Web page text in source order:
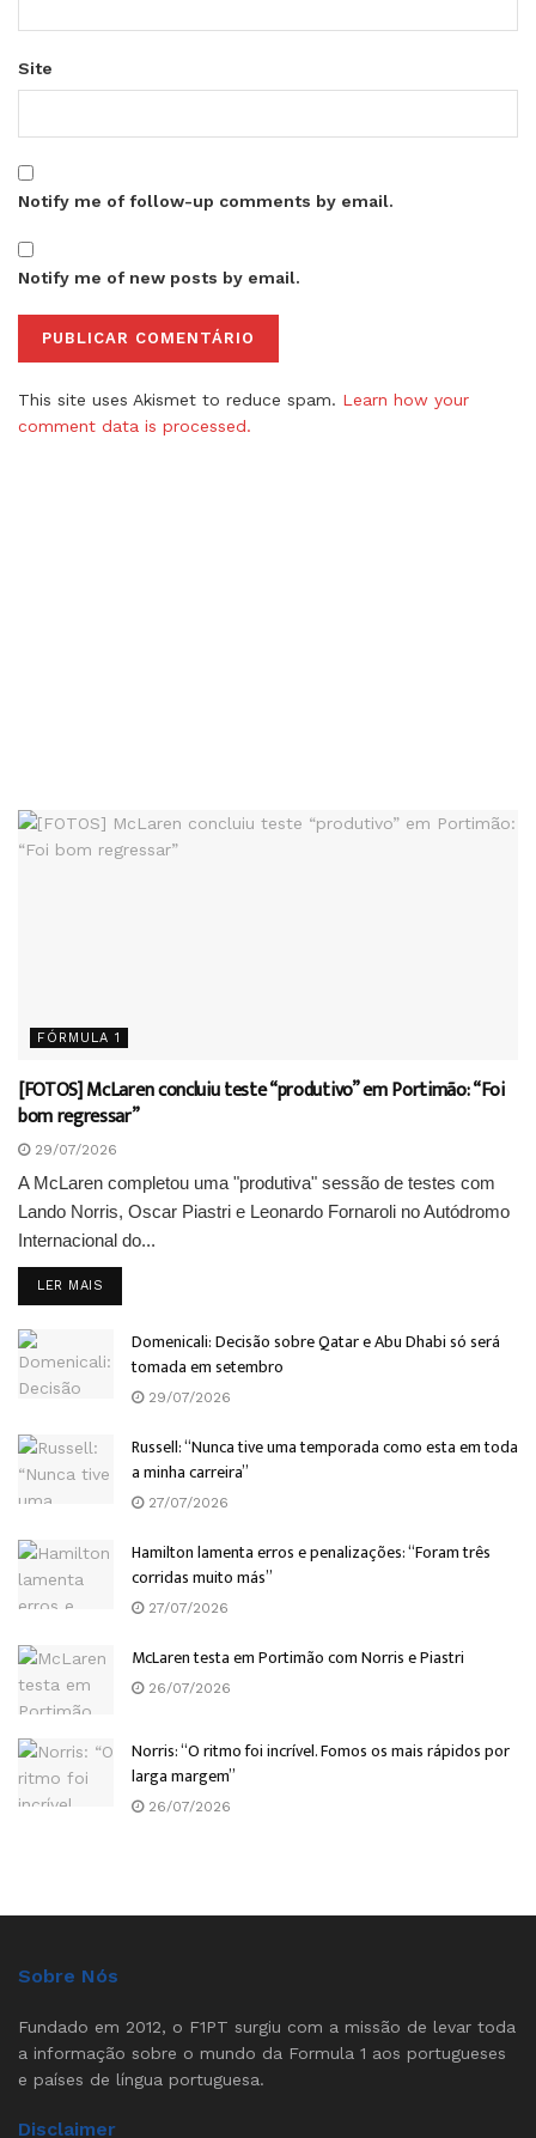
Site
Notify me of follow-up comments by email.
Notify me of new posts by email.
This site uses Akismet to reduce spam. Learn how your
comment data is processed.
FÓRMULA 1
[FOTOS] McLaren concluiu teste “produtivo” em Portimão: “Foi
bom regressar”
29/07/2026
A McLaren completou uma "produtiva" sessão de testes com
Lando Norris, Oscar Piastri e Leonardo Fornaroli no Autódromo
Internacional do...
LER MAIS
Domenicali: Decisão sobre Qatar e Abu Dhabi só será
tomada em setembro
29/07/2026
Russell: “Nunca tive uma temporada como esta em toda
a minha carreira”
27/07/2026
Hamilton lamenta erros e penalizações: “Foram três
corridas muito más”
27/07/2026
McLaren testa em Portimão com Norris e Piastri
26/07/2026
Norris: “O ritmo foi incrível. Fomos os mais rápidos por
larga margem”
26/07/2026
Sobre Nós
Fundado em 2012, o F1PT surgiu com a missão de levar toda
a informação sobre o mundo da Formula 1 aos portugueses
e países de língua portuguesa.
Disclaimer